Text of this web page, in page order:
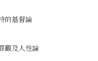
的基督論
觀及人性論